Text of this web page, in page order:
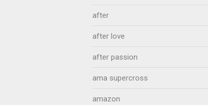
after
after love
after passion
ama supercross
amazon